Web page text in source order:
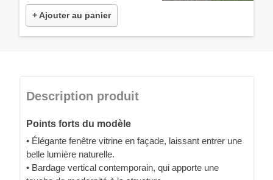
+ Ajouter au panier
Description produit
Points forts du modèle
• Élégante fenêtre vitrine en façade, laissant entrer une
belle lumière naturelle.
• Bardage vertical contemporain, qui apporte une